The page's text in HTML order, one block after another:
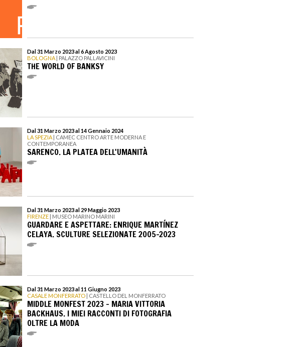
Dal 31 Marzo 2023 al 6 Agosto 2023
BOLOGNA | PALAZZO PALLAVICINI
THE WORLD OF BANKSY
Dal 31 Marzo 2023 al 14 Gennaio 2024
LA SPEZIA | CAMEC CENTRO ARTE MODERNA E
CONTEMPORANEA
SARENCO. LA PLATEA DELL'UMANITÀ
Dal 31 Marzo 2023 al 29 Maggio 2023
FIRENZE | MUSEO MARINO MARINI
GUARDARE E ASPETTARE: ENRIQUE MARTÍNEZ
CELAYA. SCULTURE SELEZIONATE 2005-2023
Dal 31 Marzo 2023 al 11 Giugno 2023
CASALE MONFERRATO | CASTELLO DEL MONFERRATO
MIDDLE MONFEST 2023 - MARIA VITTORIA
BACKHAUS. I MIEI RACCONTI DI FOTOGRAFIA
OLTRE LA MODA